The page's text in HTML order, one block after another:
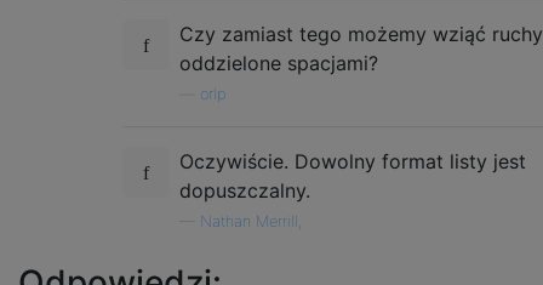
Czy zamiast tego możemy wziąć ruchy
oddzielone spacjami?
orlp
Oczywiście. Dowolny format listy jest
dopuszczalny.
Nathan Merrill,